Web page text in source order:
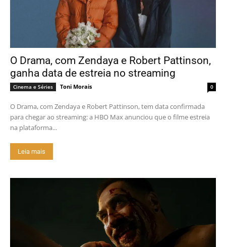
O Drama, com Zendaya e Robert Pattinson,
ganha data de estreia no streaming
Cinema e Séries Toni Morais 0
O Drama, com Zendaya e Robert Pattinson, tem data confirmada
para chegar ao streaming: a HBO Max anunciou que o filme estreia
na plataforma...
Leia mais